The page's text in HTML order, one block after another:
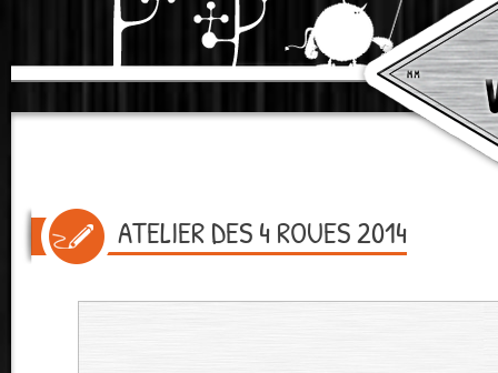
ATELIER DES 4 ROUES 2014